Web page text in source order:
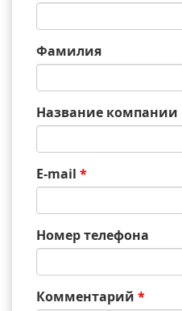
Фамилия
Название компании
E-mail *
Номер телефона
Комментарий *